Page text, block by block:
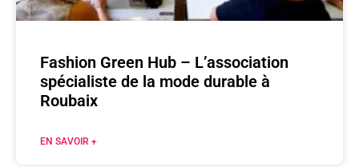
Fashion Green Hub – L’association
spécialiste de la mode durable à
Roubaix
EN SAVOIR +